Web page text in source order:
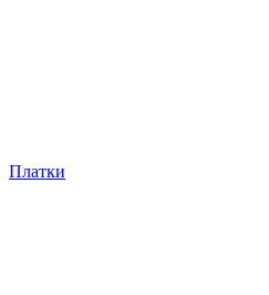
Платки